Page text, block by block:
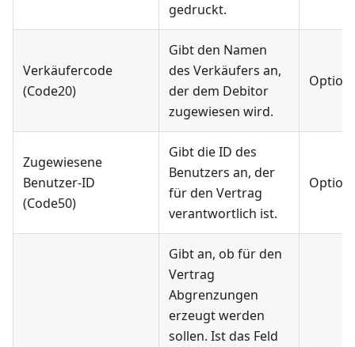
gedruckt.
Verkäufercode
(Code20)
Gibt den Namen
des Verkäufers an,
der dem Debitor
zugewiesen wird.
Zugewiesene
Benutzer-ID
(Code50)
Gibt die ID des
Benutzers an, der
für den Vertrag
verantwortlich ist.
Gibt an, ob für den
Vertrag
Abgrenzungen
erzeugt werden
sollen. Ist das Feld